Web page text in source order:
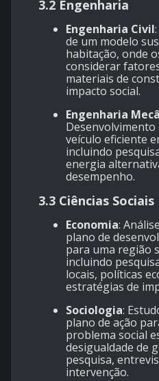
3.2 Engenharia
Engenharia Civil
de um modelo
habitação, onde
considerar
materiais de
impacto social.
Engenharia
veículo eficiente
incluindo
energia
desempenho.
3.3 Ciências Sociais
Economia:
plano de
para uma região
incluindo
locais, políticas
estratégias de
Sociologia:
plano de ação
problema social
desigualdade de
pesquisa,
intervenção.